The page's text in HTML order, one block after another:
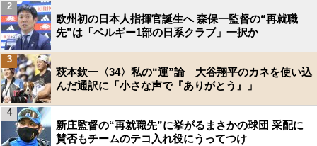
欧州初の日本人指揮官誕生へ 森保一監督の“再就職
先”は「ベルギー1部の日系クラブ」一択か
2
萩本欽一〈34〉私の“運”論 大谷翔平のカネを使い込
んだ通訳に「小さな声で『ありがとう』」
3
新庄監督の“再就職先”に挙がるまさかの球団 采配に
賛否もチームのテコ入れ役にうってつけ
4